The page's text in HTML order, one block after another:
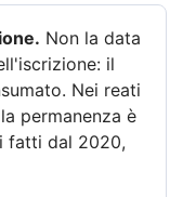
Non la data
il
Nei reati
permanenza è
fatti dal 2020,